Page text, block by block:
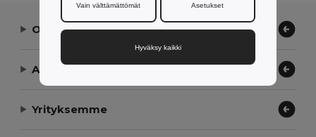
Ota yhteyttä
Anna meidän auttaa
Yrityksemme
Vain välttämättömät Asetukset
Hyväksy kaikki